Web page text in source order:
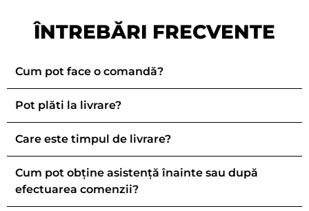
ÎNTREBĂRI FRECVENTE
Cum pot face o comandă?
Pot plăti la livrare?
Care este timpul de livrare?
Cum pot obține asistență înainte sau după
efectuarea comenzii?